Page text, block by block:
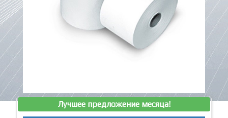
Лучшее предложение месяца!